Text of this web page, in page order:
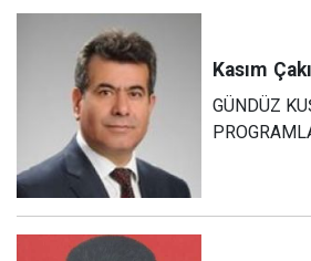
Kasım
GÜNDÜZ